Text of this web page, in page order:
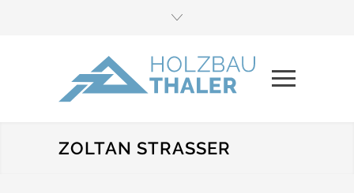
ZOLTAN STRASSER